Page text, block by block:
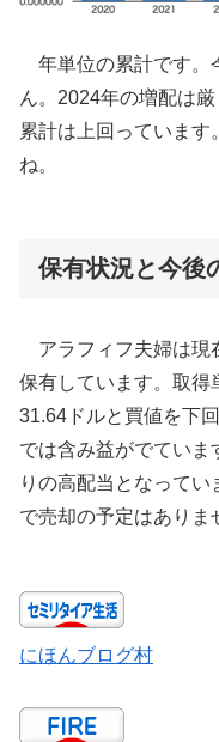
年単位の累計です。
ん。2024年の増配は
累計は上回っていま
ね。
保有状況と今後
アラフィフ夫婦は現
保有しています。取得
31.64ドルと買値を下
では含み益がでていま
りの高配当となって
で売却の予定はありま
にほんブログ村